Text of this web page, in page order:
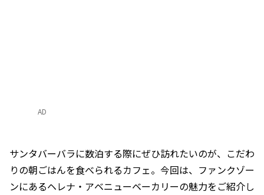
AD
サンタバーバラに数泊する際にぜひ訪れたいのが、こだわ
りの朝ごはんを食べられるカフェ。今回は、ファンクゾー
ンにあるヘレナ・アベニューベーカリーの魅力をご紹介し